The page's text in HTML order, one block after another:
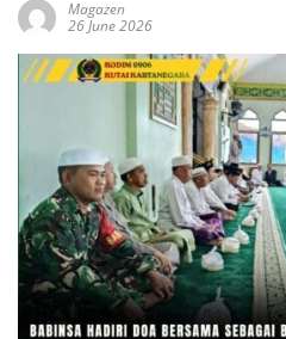
Magazen
26 June 2026